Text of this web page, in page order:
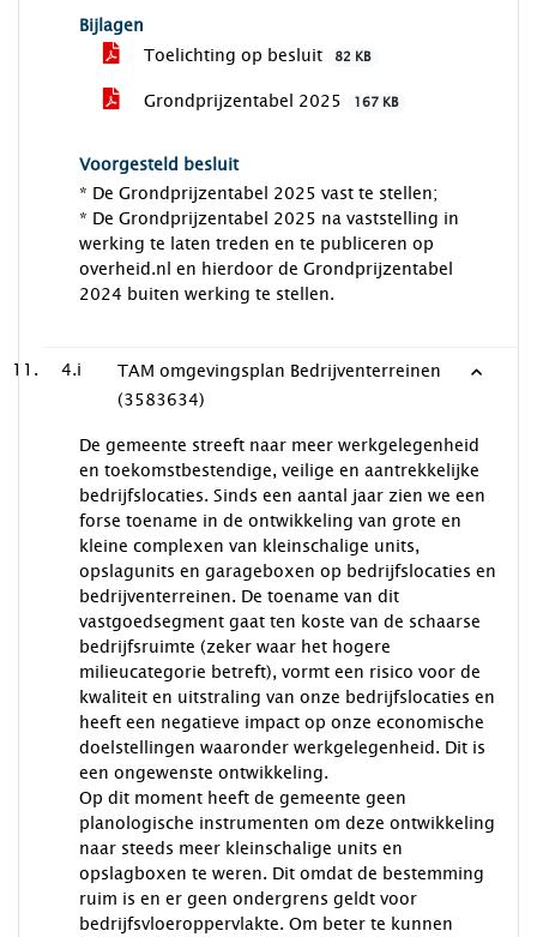
Bijlagen
Toelichting op besluit
82 KB
Grondprijzentabel 2025 167 KB
Voorgesteld besluit
* De Grondprijzentabel 2025 vast te stellen;
* De Grondprijzentabel 2025 na vaststelling in
werking te laten treden en te publiceren op
overheid.nl en hierdoor de Grondprijzentabel
2024 buiten werking te stellen.
4.i
TAM omgevingsplan Bedrijventerreinen
(3583634)
De gemeente streeft naar meer werkgelegenheid
en toekomstbestendige, veilige en aantrekkelijke
bedrijfslocaties. Sinds een aantal jaar zien we een
forse toename in de ontwikkeling van grote en
kleine complexen van kleinschalige units,
opslagunits en garageboxen op bedrijfslocaties en
bedrijventerreinen. De toename van dit
vastgoedsegment gaat ten koste van de schaarse
bedrijfsruimte (zeker waar het hogere
milieucategorie betreft), vormt een risico voor de
kwaliteit en uitstraling van onze bedrijfslocaties en
heeft een negatieve impact op onze economische
doelstellingen waaronder werkgelegenheid. Dit is
een ongewenste ontwikkeling.
Op dit moment heeft de gemeente geen
planologische instrumenten om deze ontwikkeling
naar steeds meer kleinschalige units en
opslagboxen te weren. Dit omdat de bestemming
ruim is en er geen ondergrens geldt voor
bedrijfsvloeroppervlakte. Om beter te kunnen